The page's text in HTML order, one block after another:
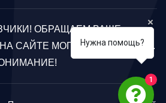
ОБРАЩАЕМ ВАШЕ
САЙТЕ МОГУТ ОТЛИЧАТЬСЯ.
Нужна помощь?
1